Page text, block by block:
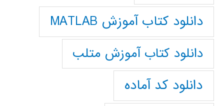
دانلود کتاب آموزش MATLAB
دانلود کتاب آموزش متلب
دانلود کد آماده